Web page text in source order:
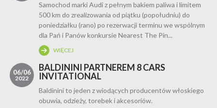
Samochod marki Audi z pełnym bakiem paliwa i limitem
500 km do zrealizowania od piątku (popołudniu) do
poniedziałku (rano) po rezerwacji terminu we wspólnym
dla Pań i Panów konkursie Nearest The Pin...
WIĘCEJ
06/06
2022
BALDININI PARTNEREM 8 CARS
INVITATIONAL
Baldinini to jeden z wiodących producentów włoskiego
obuwia, odzieży, torebek i akcesoriów.